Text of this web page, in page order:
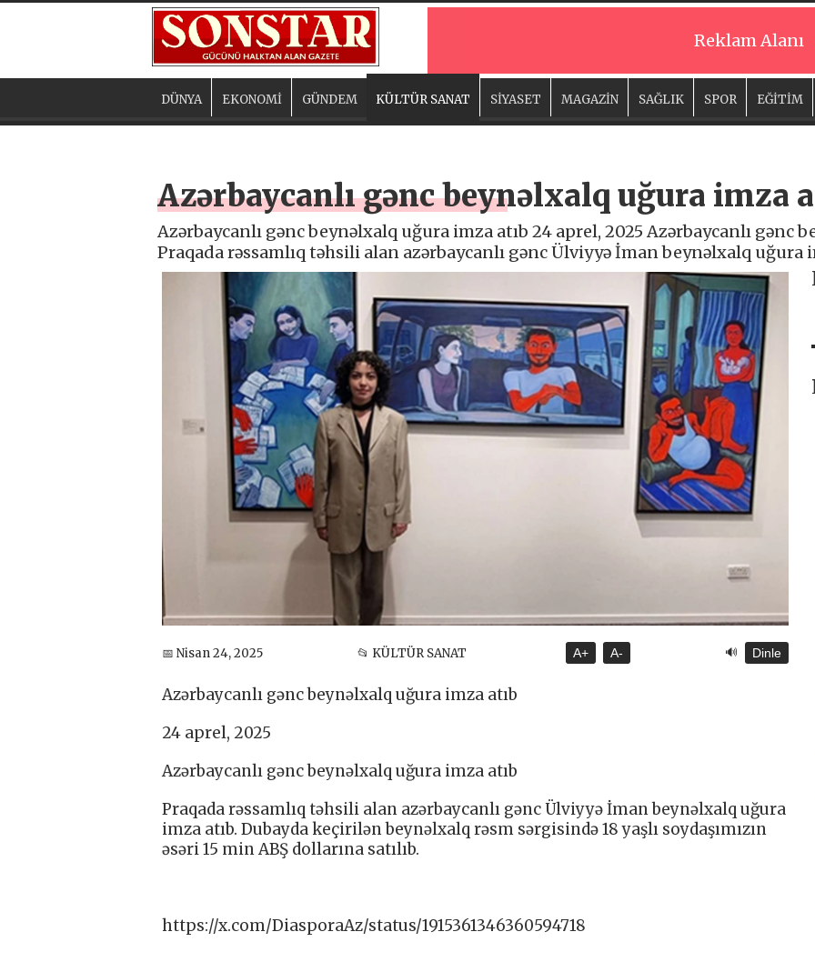
Reklam Alanı
DÜNYA EKONOMİ GÜNDEM KÜLTÜR SANAT SİYASET MAGAZİN SAĞLIK SPOR EĞİTİM
Azərbaycanlı gənc beynəlxalq uğura imza
Azərbaycanlı gənc beynəlxalq uğura imza atıb 24 aprel, 2025 Azərbaycanlı gənc
Praqada rəssamlıq təhsili alan azərbaycanlı gənc Ülviyyə İman beynəlxalq uğura
📅 Nisan 24, 2025 📂 KÜLTÜR SANAT A+ A- 🔊 Dinle
Azərbaycanlı gənc beynəlxalq uğura imza atıb
24 aprel, 2025
Azərbaycanlı gənc beynəlxalq uğura imza atıb
Praqada rəssamlıq təhsili alan azərbaycanlı gənc Ülviyyə İman beynəlxalq uğura
imza atıb. Dubayda keçirilən beynəlxalq rəsm sərgisində 18 yaşlı soydaşımızın
əsəri 15 min ABŞ dollarına satılıb.
https://x.com/DiasporaAz/status/1915361346360594718